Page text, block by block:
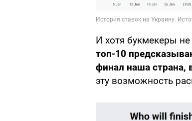
И хотя букмекеры
топ-10
финал наша страна,
эту возможность